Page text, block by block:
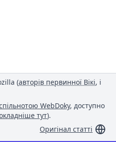
(авторів первинної Вікі, і
WebDoky, доступно
тут).
Оригінал статті